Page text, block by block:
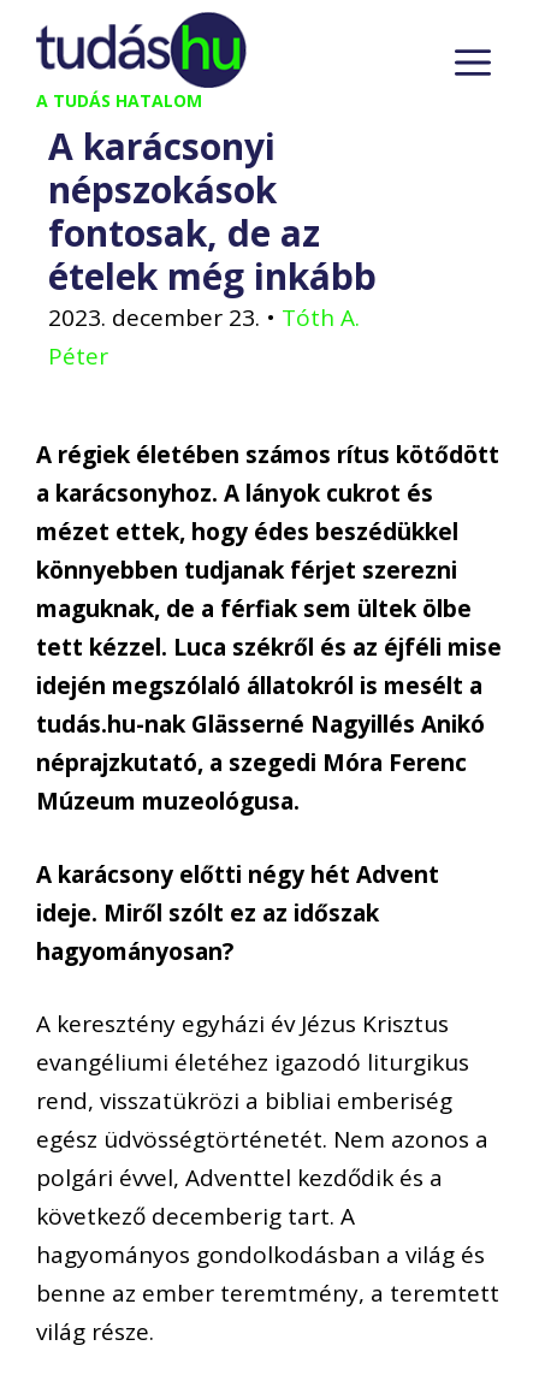
Kilépés
tartalomba
A TUDÁS HATALOM
A karácsonyi
népszokások
fontosak, de az
ételek még inkább
2023. december 23. • Tóth A.
Péter
A régiek életében számos rítus kötődött
a karácsonyhoz. A lányok cukrot és
mézet ettek, hogy édes beszédükkel
könnyebben tudjanak férjet szerezni
maguknak, de a férfiak sem ültek ölbe
tett kézzel. Luca székről és az éjféli mise
idején megszólaló állatokról is mesélt a
tudás.hu-nak Glässerné Nagyillés Anikó
néprajzkutató, a szegedi Móra Ferenc
Múzeum muzeológusa.
A karácsony előtti négy hét Advent
ideje. Miről szólt ez az időszak
hagyományosan?
A keresztény egyházi év Jézus Krisztus
evangéliumi életéhez igazodó liturgikus
rend, visszatükrözi a bibliai emberiség
egész üdvösségtörténetét. Nem azonos a
polgári évvel, Adventtel kezdődik és a
következő decemberig tart. A
hagyományos gondolkodásban a világ és
benne az ember teremtmény, a teremtett
világ része.